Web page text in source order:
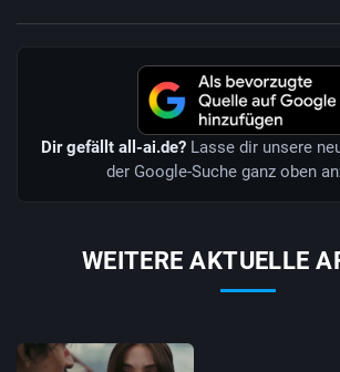
Dir gefällt all-ai.de? Lasse dir unsere
der Google-Suche ganz oben
WEITERE AKTUELLE